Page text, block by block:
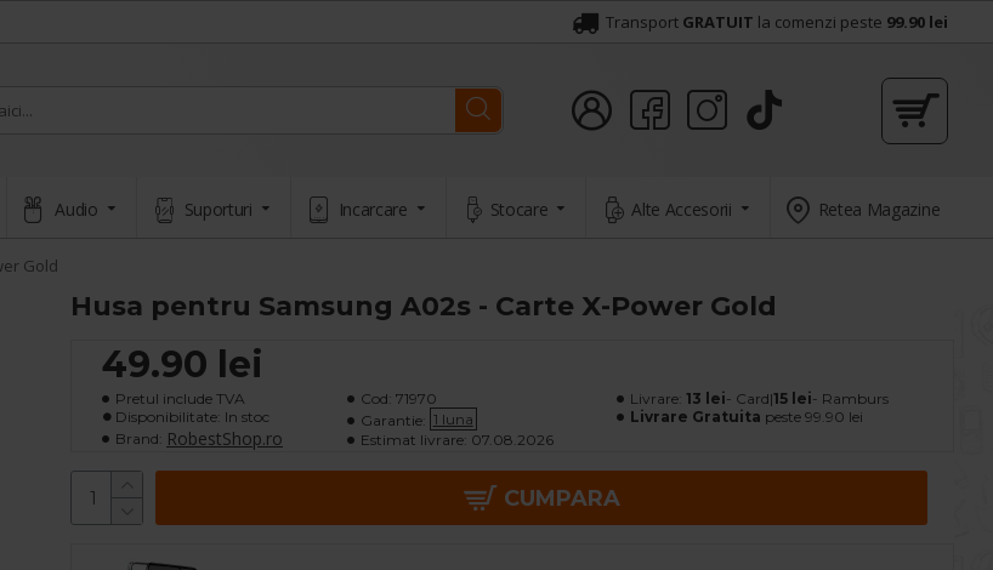
Transport GRATUIT la comenzi peste 99.90 lei
Audio Suporturi Incarcare Stocare Alte Accesorii Retea Magazine
Gold
Husa pentru Samsung A02s - Carte X-Power Gold
49.90 lei
Pretul include TVA
Disponibilitate: In stoc
Brand: RobestShop.ro
Cod: 71970
Garantie: 1 luna
Estimat livrare: 07.08.2026
Livrare: 13 lei- Card|15 lei- Ramburs
Livrare Gratuita peste 99.90 lei
CUMPARA